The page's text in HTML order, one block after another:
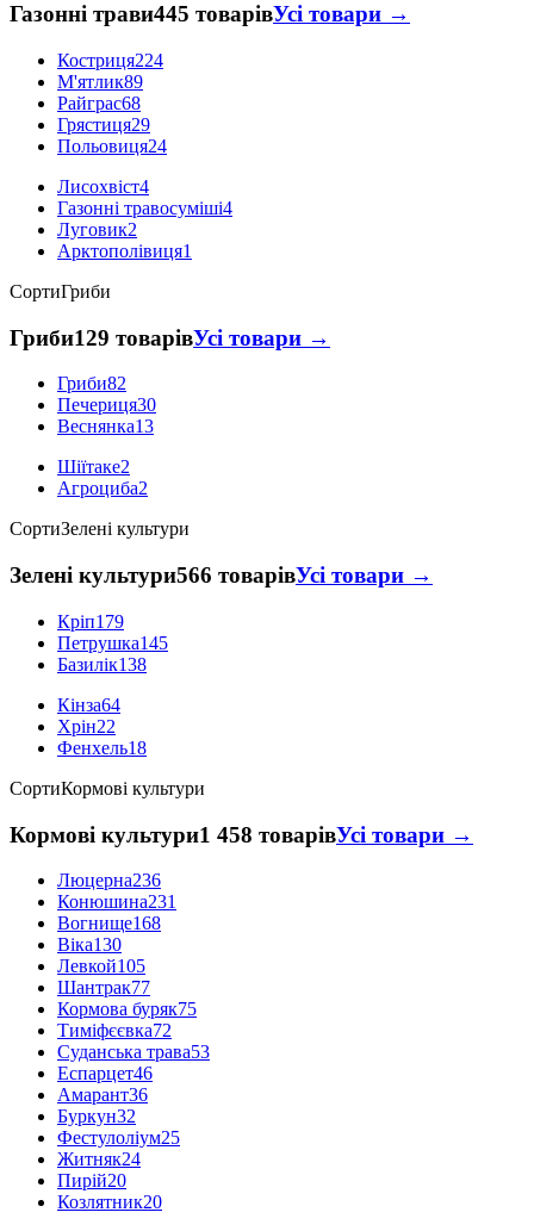
Газонні трави445 товарівУсі товари →
Костриця224
М'ятлик89
Райграс68
Грястиця29
Польовиця24
Лисохвіст4
Газонні травосуміші4
Луговик2
Арктополівиця1
СортиГриби
Гриби129 товарівУсі товари →
Гриби82
Печериця30
Веснянка13
Шіїтаке2
Агроциба2
СортиЗелені культури
Зелені культури566 товарівУсі товари →
Кріп179
Петрушка145
Базилік138
Кінза64
Хрін22
Фенхель18
СортиКормові культури
Кормові культури1 458 товарівУсі товари →
Люцерна236
Конюшина231
Вогнище168
Віка130
Левкой105
Шантрак77
Кормова буряк75
Тиміфєєвка72
Суданська трава53
Еспарцет46
Амарант36
Буркун32
Фестулоліум25
Житняк24
Пирій20
Козлятник20